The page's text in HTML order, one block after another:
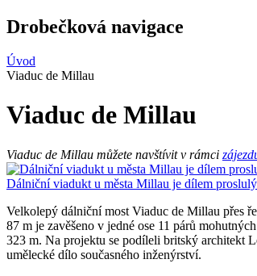
Drobečková navigace
Úvod
Viaduc de Millau
Viaduc de Millau
Viaduc de Millau můžete navštívit v rámci
Dálniční viadukt u města Millau je dílem
Velkolepý dálniční most Viaduc de Millau přes
87 m je zavěšeno v jedné ose 11 párů
323 m. Na projektu se podíleli britský architekt
umělecké dílo současného inženýrství.